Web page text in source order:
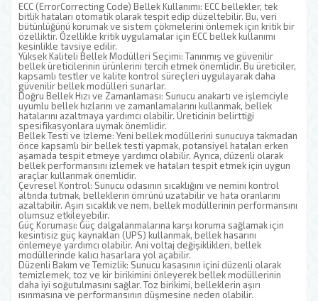
ECC (ErrorCorrecting Code) Bellek Kullanımı: ECC bellekler, tek
bitlik hataları otomatik olarak tespit edip düzeltebilir. Bu, veri
bütünlüğünü korumak ve sistem çökmelerini önlemek için kritik bir
özelliktir. Özellikle kritik uygulamalar için ECC bellek kullanımı
kesinlikle tavsiye edilir.
Yüksek Kaliteli Bellek Modülleri Seçimi: Tanınmış ve güvenilir
bellek üreticilerinin ürünlerini tercih etmek önemlidir. Bu üreticiler,
kapsamlı testler ve kalite kontrol süreçleri uygulayarak daha
güvenilir bellek modülleri sunarlar.
Doğru Bellek Hızı ve Zamanlaması: Sunucu anakartı ve işlemciyle
uyumlu bellek hızlarını ve zamanlamalarını kullanmak, bellek
hatalarını azaltmaya yardımcı olabilir. Üreticinin belirttiği
spesifikasyonlara uymak önemlidir.
Bellek Testi ve İzleme: Yeni bellek modüllerini sunucuya takmadan
önce kapsamlı bir bellek testi yapmak, potansiyel hataları erken
aşamada tespit etmeye yardımcı olabilir. Ayrıca, düzenli olarak
bellek performansını izlemek ve hataları tespit etmek için uygun
araçlar kullanmak önemlidir.
Çevresel Kontrol: Sunucu odasının sıcaklığını ve nemini kontrol
altında tutmak, belleklerin ömrünü uzatabilir ve hata oranlarını
azaltabilir. Aşırı sıcaklık ve nem, bellek modüllerinin performansını
olumsuz etkileyebilir.
Güç Koruması: Güç dalgalanmalarına karşı koruma sağlamak için
kesintisiz güç kaynakları (UPS) kullanmak, bellek hasarını
önlemeye yardımcı olabilir. Ani voltaj değişiklikleri, bellek
modüllerinde kalıcı hasarlara yol açabilir.
Düzenli Bakım ve Temizlik: Sunucu kasasının içini düzenli olarak
temizlemek, toz ve kir birikimini önleyerek bellek modüllerinin
daha iyi soğutulmasını sağlar. Toz birikimi, belleklerin aşırı
ısınmasına ve performansının düşmesine neden olabilir.